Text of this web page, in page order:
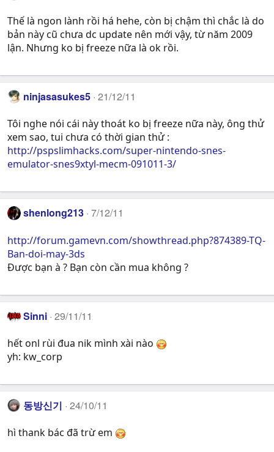
Thế là ngon lành rồi há hehe, còn bị chậm thì chắc là do
bản này cũ chưa dc update nên mới vậy, từ năm 2009
lận. Nhưng ko bị freeze nữa là ok rồi.
ninjasasukes5 21/12/11
Tôi nghe nói cái này thoát ko bị freeze nữa này, ông thử
xem sao, tui chưa có thời gian thử :
http://pspslimhacks.com/super-nintendo-snes-
emulator-snes9xtyl-mecm-091011-3/
shenlong213 7/12/11
http://forum.gamevn.com/showthread.php?874389-TQ-
Ban-doi-may-3ds
Được bạn à ? Bạn còn cần mua không ?
Sinni 29/11/11
hết onl rùi đua nik mình xài nào
yh: kw_corp
동방신기 24/10/11
hì thank bác đã trừ em